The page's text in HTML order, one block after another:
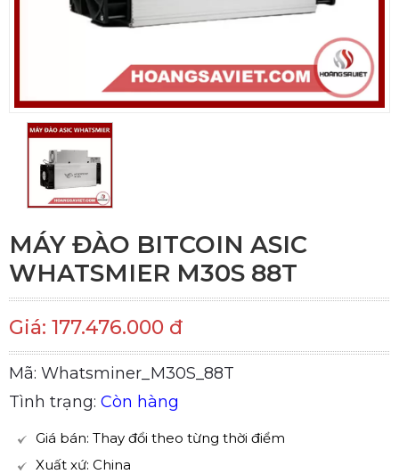
MÁY ĐÀO BITCOIN ASIC
WHATSMIER M30S 88T
Giá: 177.476.000 đ
Mã: Whatsminer_M30S_88T
Tình trạng: Còn hàng
Giá bán: Thay đổi theo từng thời điểm
Xuất xứ: China